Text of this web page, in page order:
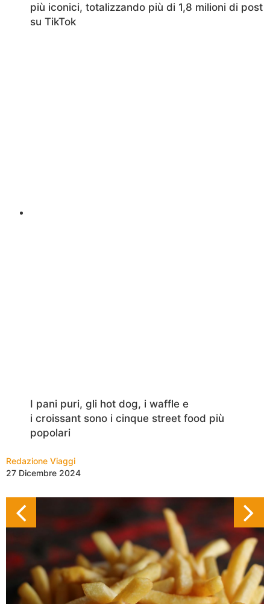
più iconici, totalizzando più di 1,8 milioni di post
su TikTok
I pani puri, gli hot dog, i waffle e
i croissant sono i cinque street food più
popolari
Redazione Viaggi
27 Dicembre 2024